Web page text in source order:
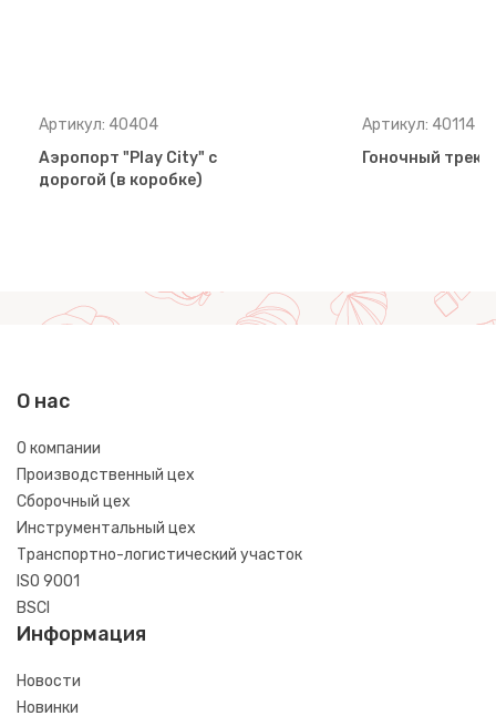
Артикул: 40404
Аэропорт "Play City" с
дорогой (в коробке)
Артикул: 40114
Гоночный трек
О нас
О компании
Производственный цех
Сборочный цех
Инструментальный цех
Транспортно-логистический участок
ISO 9001
BSCI
Информация
Новости
Новинки